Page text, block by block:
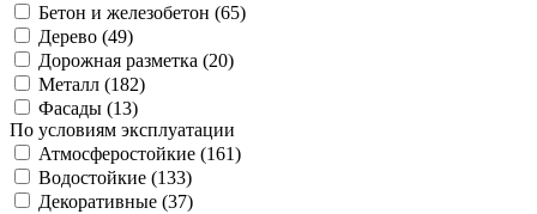
Бетон и железобетон (65)
Дерево (49)
Дорожная разметка (20)
Металл (182)
Фасады (13)
По условиям эксплуатации
Атмосферостойкие (161)
Водостойкие (133)
Декоративные (37)